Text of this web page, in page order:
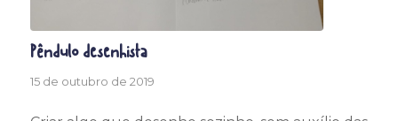
Pêndulo desenhista
15 de outubro de 2019